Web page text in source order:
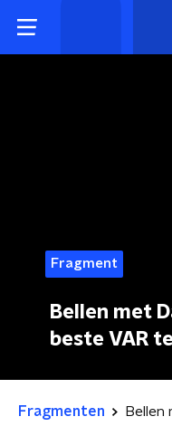
Fragment
Bellen met
beste VAR
Fragmenten